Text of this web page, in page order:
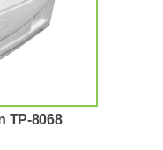
TP-8068